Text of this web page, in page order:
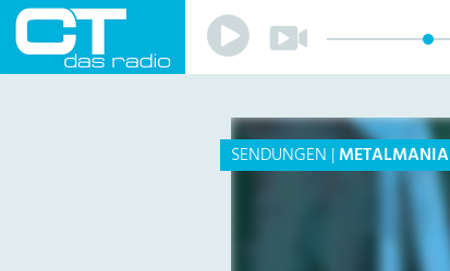
Play
Play
SENDUNGEN |METALMANIA